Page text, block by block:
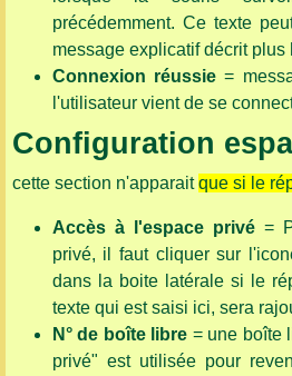
précédemment. Ce texte
message explicatif décrit plus
Connexion réussie=
l'utilisateur vient de se
Configuration
cette section n'apparaitque si le
Accès à l'espace privé=
privé, il faut cliquer sur
dans la boite latérale si le
texte qui est saisi ici, sera
N° de boîte libre = une boîte
privé" est utilisée pour